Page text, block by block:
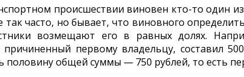
происшествии виновен кто-то один
часто, но бывает, что виновного
возмещают его в равных долях.
первому владельцу, составил
половину общей суммы — 750 рублей, то есть